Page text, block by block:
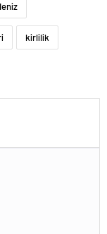
kirlilik